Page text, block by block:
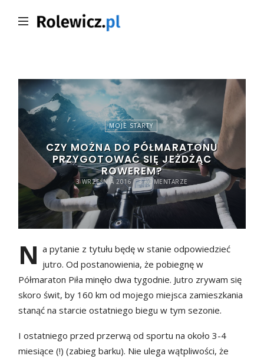
MOJE STARTY
CZY MOŻNA DO PÓŁMARATONU
PRZYGOTOWAĆ SIĘ JEŻDŻĄC
ROWEREM?
3 WRZEŚNIA 2016 3 KOMENTARZE
N a pytanie z tytułu będę w stanie odpowiedzieć
jutro. Od postanowienia, że pobiegnę w
Półmaraton Piła minęło dwa tygodnie. Jutro zrywam się
skoro świt, by 160 km od mojego miejsca zamieszkania
stanąć na starcie ostatniego biegu w tym sezonie.
I ostatniego przed przerwą od sportu na około 3-4
miesiące (!) (zabieg barku). Nie ulega wątpliwości, że